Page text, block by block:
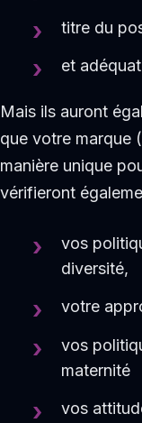
titre du
et
Mais ils auront
que votre marque
manière unique
vérifieront
vos
diversité,
votre
vos
maternité
vos